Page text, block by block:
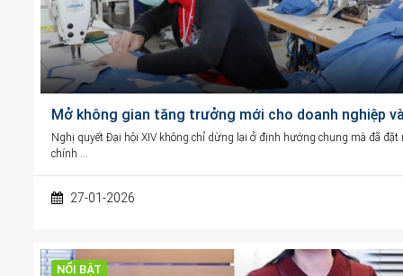
Mở không gian tăng trưởng mới cho doanh nghiệp
Nghị quyết Đại hội XIV không chỉ dừng lại ở định hướng chung mà đã đặt
chính …
27-01-2026
NỔI BẬT